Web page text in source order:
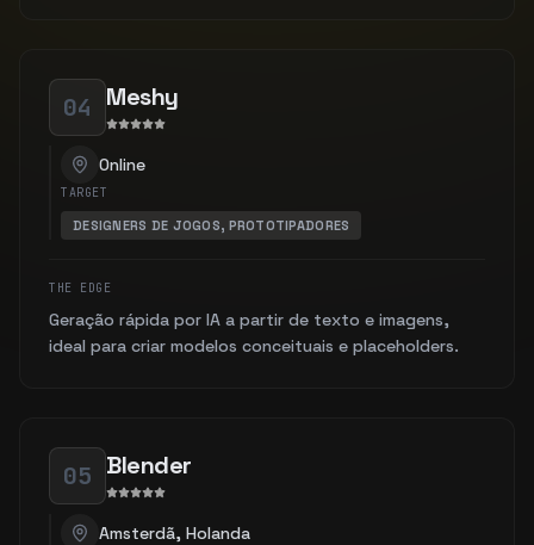
04 Meshy
Online
TARGET
DESIGNERS DE JOGOS, PROTOTIPADORES
THE EDGE
Geração rápida por IA a partir de texto e imagens,
ideal para criar modelos conceituais e placeholders.
05 Blender
Amsterdã, Holanda